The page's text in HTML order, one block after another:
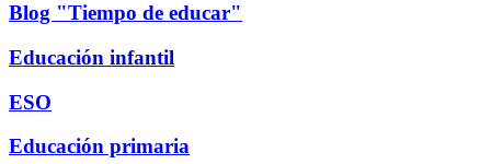
Blog "Tiempo de educar"
Educación infantil
ESO
Educación primaria